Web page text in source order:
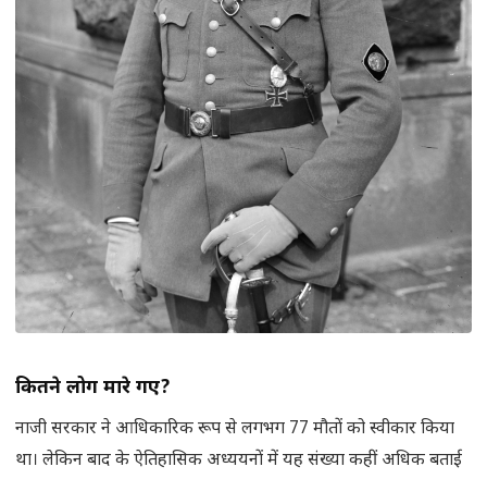
कितने लोग मारे गए?
नाजी सरकार ने आधिकारिक रूप से लगभग 77 मौतों को स्वीकार किया
था। लेकिन बाद के ऐतिहासिक अध्ययनों में यह संख्या कहीं अधिक बताई